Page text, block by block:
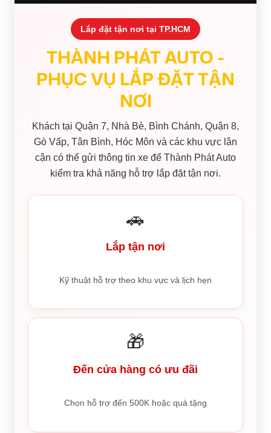
Lắp đặt tận nơi tại TP.HCM
THÀNH PHÁT AUTO -
PHỤC VỤ LẮP ĐẶT TẬN
NƠI
Khách tại Quận 7, Nhà Bè, Bình Chánh, Quận 8,
Gò Vấp, Tân Bình, Hóc Môn và các khu vực lân
cận có thể gửi thông tin xe để Thành Phát Auto
kiểm tra khả năng hỗ trợ lắp đặt tận nơi.
🚗
Lắp tận nơi
Kỹ thuật hỗ trợ theo khu vực và lịch hẹn
🎁
Đến cửa hàng có ưu đãi
Chọn hỗ trợ đến 500K hoặc quà tặng